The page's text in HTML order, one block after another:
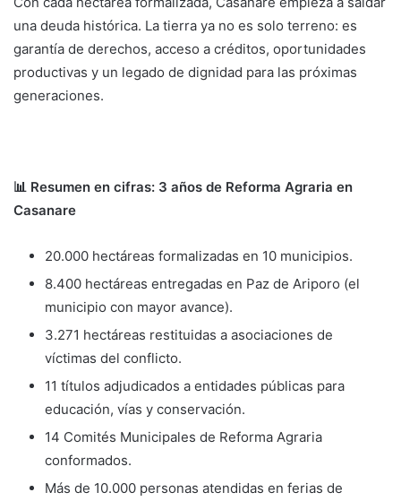
una deuda histórica. La tierra ya no es solo terreno: es
garantía de derechos, acceso a créditos, oportunidades
productivas y un legado de dignidad para las próximas
generaciones.
📊 Resumen en cifras: 3 años de Reforma Agraria en
Casanare
20.000 hectáreas formalizadas en 10 municipios.
8.400 hectáreas entregadas en Paz de Ariporo (el
municipio con mayor avance).
3.271 hectáreas restituidas a asociaciones de
víctimas del conflicto.
11 títulos adjudicados a entidades públicas para
educación, vías y conservación.
14 Comités Municipales de Reforma Agraria
conformados.
Más de 10.000 personas atendidas en ferias de